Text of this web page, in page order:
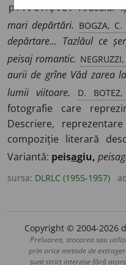
priveliște. Ardealul
mari depărtări. BOGZA,
depărtare... Tazlăul ce
peisaj romantic.
aurii de grîne Văd zarea
lumii viitoare.
D.
fotografie care
Descriere,
compoziție literară
Variantă: peisagiu,
sursa: DLRLC (1955-1957)
Copyright © 2004-2026
Preluarea, stocarea sau
prin orice metode de
sunt strict interzise fără